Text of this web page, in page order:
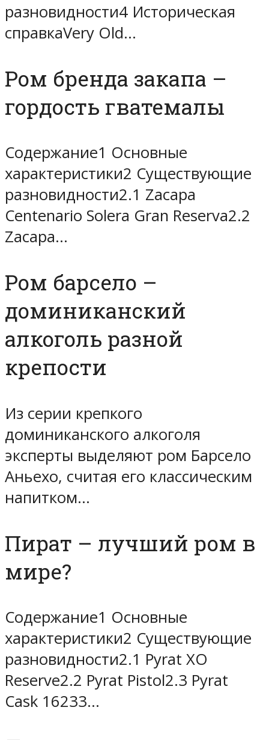
разновидности4 Историческая
справкаVery Old…
Ром бренда закапа –
гордость гватемалы
Содержание1 Основные
характеристики2 Существующие
разновидности2.1 Zacapa
Centenario Solera Gran Reserva2.2
Zacapa…
Ром барсело –
доминиканский
алкоголь разной
крепости
Из серии крепкого
доминиканского алкоголя
эксперты выделяют ром Барсело
Аньехо, считая его классическим
напитком…
Пират – лучший ром в
мире?
Содержание1 Основные
характеристики2 Существующие
разновидности2.1 Pyrat XO
Reserve2.2 Pyrat Pistol2.3 Pyrat
Cask 16233…